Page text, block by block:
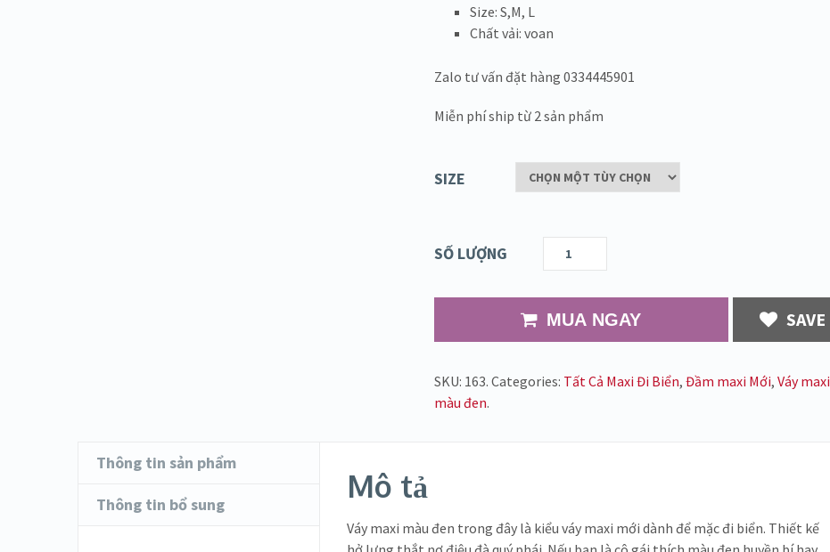
Size: S,M, L
Chất vải: voan
Zalo tư vấn đặt hàng 0334445901
Miễn phí ship từ 2 sản phẩm
SIZE
SỐ LƯỢNG
MUA NGAY SAVE
SKU: 163. Categories: Tất Cả Maxi Đi Biển, Đầm maxi Mới, Váy maxi
màu đen.
Thông tin sản phẩm
Thông tin bổ sung Mô tả
Váy maxi màu đen trong đây là kiểu váy maxi mới dành để mặc đi biển. Thiết kế